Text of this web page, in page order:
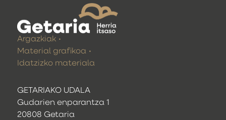
GETARIAKO UDALA
Gudarien enparantza 1
20808 Getaria
Argazkiak
Material grafikoa
Idatzizko materiala